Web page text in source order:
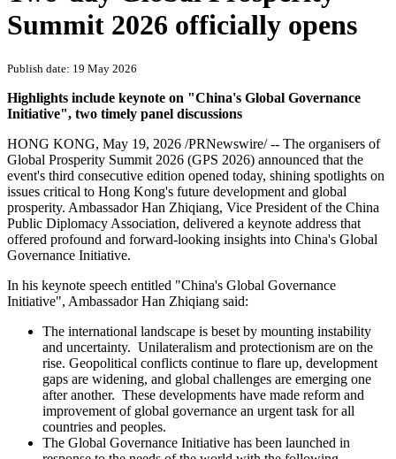
PRNewswire
Two-day Global Prosperity
Summit 2026 officially opens
Publish date: 19 May 2026
Highlights include keynote on "China's Global Governance
Initiative",two timely panel discussions
HONG KONG,May 19, 2026/PRNewswire/ -- The organisers of
Global Prosperity Summit 2026 (GPS 2026) announced that the
event's third consecutive edition opened today, shining spotlights on
issues critical to Hong Kong's future development and global
prosperity. Ambassador Han Zhiqiang, Vice President of the China
Public Diplomacy Association, delivered a keynote address that
offered profound and forward-looking insights into China's Global
Governance Initiative.